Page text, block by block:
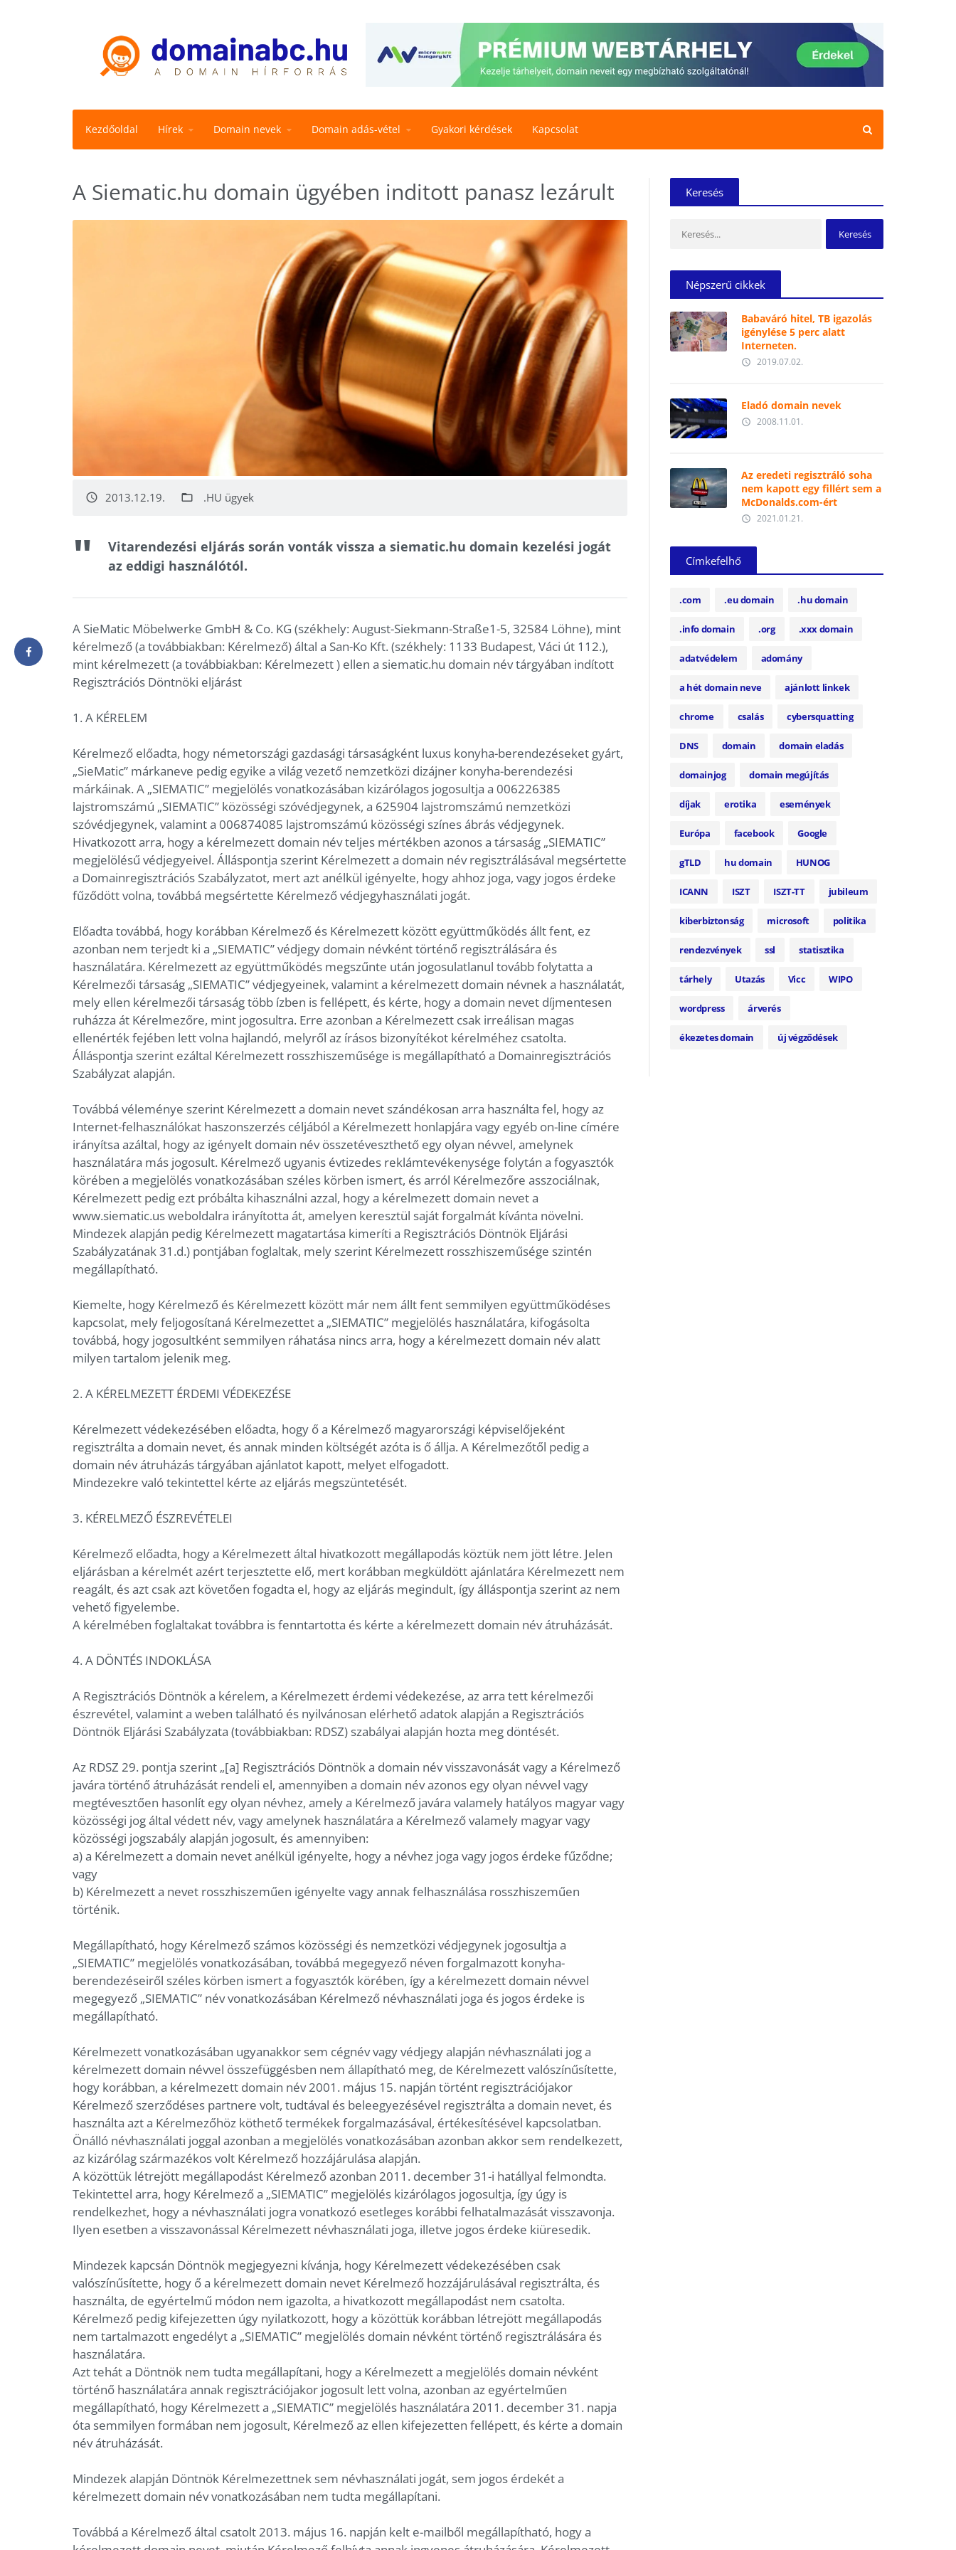
Kezdőoldal Hírek Domain nevek Domain adás-vétel Gyakori kérdések Kapcsolat
A Siematic.hu domain ügyében inditott panasz lezárult
access_time 2013.12.19. folder_open .HU ügyek
Vitarendezési eljárás során vonták vissza a siematic.hu domain kezelési jogát
az eddigi használótól.
A SieMatic Möbelwerke GmbH & Co. KG (székhely: August-Siekmann-Straße1-5, 32584 Löhne), mint
kérelmező (a továbbiakban: Kérelmező) által a San-Ko Kft. (székhely: 1133 Budapest, Váci út 112.),
mint kérelmezett (a továbbiakban: Kérelmezett ) ellen a siematic.hu domain név tárgyában indított
Regisztrációs Döntnöki eljárást
1. A KÉRELEM
Kérelmező előadta, hogy németországi gazdasági társaságként luxus konyha-berendezéseket gyárt,
„SieMatic” márkaneve pedig egyike a világ vezető nemzetközi dizájner konyha-berendezési
márkáinak. A „SIEMATIC” megjelölés vonatkozásában kizárólagos jogosultja a 006226385
lajstromszámú „SIEMATIC” közösségi szóvédjegynek, a 625904 lajstromszámú nemzetközi
szóvédjegynek, valamint a 006874085 lajstromszámú közösségi színes ábrás védjegynek.
Hivatkozott arra, hogy a kérelmezett domain név teljes mértékben azonos a társaság „SIEMATIC”
megjelölésű védjegyeivel. Álláspontja szerint Kérelmezett a domain név regisztrálásával megsértette
a Domainregisztrációs Szabályzatot, mert azt anélkül igényelte, hogy ahhoz joga, vagy jogos érdeke
fűződött volna, továbbá megsértette Kérelmező védjegyhasználati jogát.
Előadta továbbá, hogy korábban Kérelmező és Kérelmezett között együttműködés állt fent, ez
azonban nem terjedt ki a „SIEMATIC” védjegy domain névként történő regisztrálására és
használatára. Kérelmezett az együttműködés megszűnte után jogosulatlanul tovább folytatta a
Kérelmezői társaság „SIEMATIC” védjegyeinek, valamint a kérelmezett domain névnek a használatát,
mely ellen kérelmezői társaság több ízben is fellépett, és kérte, hogy a domain nevet díjmentesen
ruházza át Kérelmezőre, mint jogosultra. Erre azonban a Kérelmezett csak irreálisan magas
ellenérték fejében lett volna hajlandó, melyről az írásos bizonyítékot kérelméhez csatolta.
Álláspontja szerint ezáltal Kérelmezett rosszhiszeműsége is megállapítható a Domainregisztrációs
Szabályzat alapján.
Továbbá véleménye szerint Kérelmezett a domain nevet szándékosan arra használta fel, hogy az
Internet-felhasználókat haszonszerzés céljából a Kérelmezett honlapjára vagy egyéb on-line címére
irányítsa azáltal, hogy az igényelt domain név összetéveszthető egy olyan névvel, amelynek
használatára más jogosult. Kérelmező ugyanis évtizedes reklámtevékenysége folytán a fogyasztók
körében a megjelölés vonatkozásában széles körben ismert, és arról Kérelmezőre asszociálnak,
Kérelmezett pedig ezt próbálta kihasználni azzal, hogy a kérelmezett domain nevet a
www.siematic.us weboldalra irányította át, amelyen keresztül saját forgalmát kívánta növelni.
Mindezek alapján pedig Kérelmezett magatartása kimeríti a Regisztrációs Döntnök Eljárási
Szabályzatának 31.d.) pontjában foglaltak, mely szerint Kérelmezett rosszhiszeműsége szintén
megállapítható.
Kiemelte, hogy Kérelmező és Kérelmezett között már nem állt fent semmilyen együttműködéses
kapcsolat, mely feljogosítaná Kérelmezettet a „SIEMATIC” megjelölés használatára, kifogásolta
továbbá, hogy jogosultként semmilyen ráhatása nincs arra, hogy a kérelmezett domain név alatt
milyen tartalom jelenik meg.
2. A KÉRELMEZETT ÉRDEMI VÉDEKEZÉSE
Kérelmezett védekezésében előadta, hogy ő a Kérelmező magyarországi képviselőjeként
regisztrálta a domain nevet, és annak minden költségét azóta is ő állja. A Kérelmezőtől pedig a
domain név átruházás tárgyában ajánlatot kapott, melyet elfogadott.
Mindezekre való tekintettel kérte az eljárás megszüntetését.
3. KÉRELMEZŐ ÉSZREVÉTELEI
Kérelmező előadta, hogy a Kérelmezett által hivatkozott megállapodás köztük nem jött létre. Jelen
eljárásban a kérelmét azért terjesztette elő, mert korábban megküldött ajánlatára Kérelmezett nem
reagált, és azt csak azt követően fogadta el, hogy az eljárás megindult, így álláspontja szerint az nem
vehető figyelembe.
A kérelmében foglaltakat továbbra is fenntartotta és kérte a kérelmezett domain név átruházását.
4. A DÖNTÉS INDOKLÁSA
A Regisztrációs Döntnök a kérelem, a Kérelmezett érdemi védekezése, az arra tett kérelmezői
észrevétel, valamint a weben található és nyilvánosan elérhető adatok alapján a Regisztrációs
Döntnök Eljárási Szabályzata (továbbiakban: RDSZ) szabályai alapján hozta meg döntését.
Az RDSZ 29. pontja szerint „[a] Regisztrációs Döntnök a domain név visszavonását vagy a Kérelmező
javára történő átruházását rendeli el, amennyiben a domain név azonos egy olyan névvel vagy
megtévesztően hasonlít egy olyan névhez, amely a Kérelmező javára valamely hatályos magyar vagy
közösségi jog által védett név, vagy amelynek használatára a Kérelmező valamely magyar vagy
közösségi jogszabály alapján jogosult, és amennyiben:
a) a Kérelmezett a domain nevet anélkül igényelte, hogy a névhez joga vagy jogos érdeke fűződne;
vagy
b) Kérelmezett a nevet rosszhiszeműen igényelte vagy annak felhasználása rosszhiszeműen
történik.
Megállapítható, hogy Kérelmező számos közösségi és nemzetközi védjegynek jogosultja a
„SIEMATIC” megjelölés vonatkozásában, továbbá megegyező néven forgalmazott konyha-
berendezéseiről széles körben ismert a fogyasztók körében, így a kérelmezett domain névvel
megegyező „SIEMATIC” név vonatkozásában Kérelmező névhasználati joga és jogos érdeke is
megállapítható.
Kérelmezett vonatkozásában ugyanakkor sem cégnév vagy védjegy alapján névhasználati jog a
kérelmezett domain névvel összefüggésben nem állapítható meg, de Kérelmezett valószínűsítette,
hogy korábban, a kérelmezett domain név 2001. május 15. napján történt regisztrációjakor
Kérelmező szerződéses partnere volt, tudtával és beleegyezésével regisztrálta a domain nevet, és
használta azt a Kérelmezőhöz köthető termékek forgalmazásával, értékesítésével kapcsolatban.
Önálló névhasználati joggal azonban a megjelölés vonatkozásában azonban akkor sem rendelkezett,
az kizárólag származékos volt Kérelmező hozzájárulása alapján.
A közöttük létrejött megállapodást Kérelmező azonban 2011. december 31-i hatállyal felmondta.
Tekintettel arra, hogy Kérelmező a „SIEMATIC” megjelölés kizárólagos jogosultja, így úgy is
rendelkezhet, hogy a névhasználati jogra vonatkozó esetleges korábbi felhatalmazását visszavonja.
Ilyen esetben a visszavonással Kérelmezett névhasználati joga, illetve jogos érdeke kiüresedik.
Mindezek kapcsán Döntnök megjegyezni kívánja, hogy Kérelmezett védekezésében csak
valószínűsítette, hogy ő a kérelmezett domain nevet Kérelmező hozzájárulásával regisztrálta, és
használta, de egyértelmű módon nem igazolta, a hivatkozott megállapodást nem csatolta.
Kérelmező pedig kifejezetten úgy nyilatkozott, hogy a közöttük korábban létrejött megállapodás
nem tartalmazott engedélyt a „SIEMATIC” megjelölés domain névként történő regisztrálására és
használatára.
Azt tehát a Döntnök nem tudta megállapítani, hogy a Kérelmezett a megjelölés domain névként
történő használatára annak regisztrációjakor jogosult lett volna, azonban az egyértelműen
megállapítható, hogy Kérelmezett a „SIEMATIC” megjelölés használatára 2011. december 31. napja
óta semmilyen formában nem jogosult, Kérelmező az ellen kifejezetten fellépett, és kérte a domain
név átruházását.
Mindezek alapján Döntnök Kérelmezettnek sem névhasználati jogát, sem jogos érdekét a
kérelmezett domain név vonatkozásában nem tudta megállapítani.
Továbbá a Kérelmező által csatolt 2013. május 16. napján kelt e-mailből megállapítható, hogy a
Keresés
Népszerű cikkek
Babaváró hitel, TB igazolás
igénylése 5 perc alatt
Interneten.
access_time 2019.07.02.
Eladó domain nevek
access_time 2008.11.01.
Az eredeti regisztráló soha
nem kapott egy fillért sem a
McDonalds.com-ért
access_time 2021.01.21.
Címkefelhő
.com .eu domain .hu domain
.info domain .org .xxx domain
adatvédelem adomány
a hét domain neve ajánlott linkek
chrome csalás cybersquatting
DNS domain domain eladás
domainjog domain megújítás
díjak erotika események
Európa facebook Google
gTLD hu domain HUNOG
ICANN ISZT ISZT-TT jubileum
kiberbiztonság microsoft politika
rendezvények ssl statisztika
tárhely Utazás Vicc WIPO
wordpress árverés
ékezetes domain új végződések